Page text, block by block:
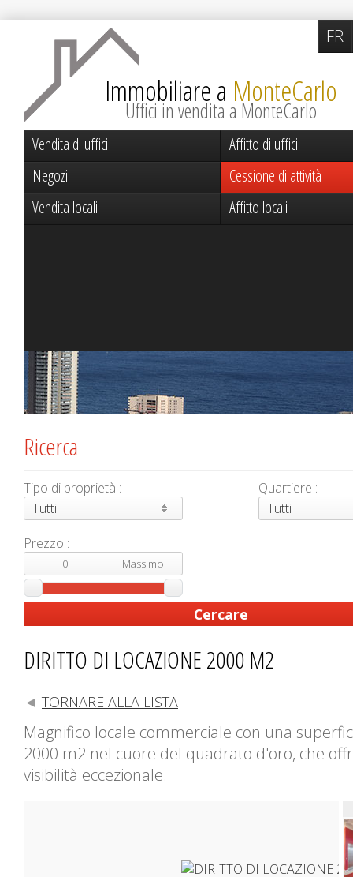
Immobiliare a MonteCarlo
Uffici in vendita a MonteCarlo
DIRITTO DI LOCAZIONE 2000 M2
TORNARE ALLA LISTA
Magnifico locale commerciale con una
2000 m2 nel cuore del quadrato d'oro, che
visibilità eccezionale.
Ricerca
Tipo di proprietà :
Tutti
Quartiere :
Tutti
Prezzo :
FR
Vendita di uffici
Affitto di uffici
Negozi
Cessione di attività
Vendita locali
Affitto locali